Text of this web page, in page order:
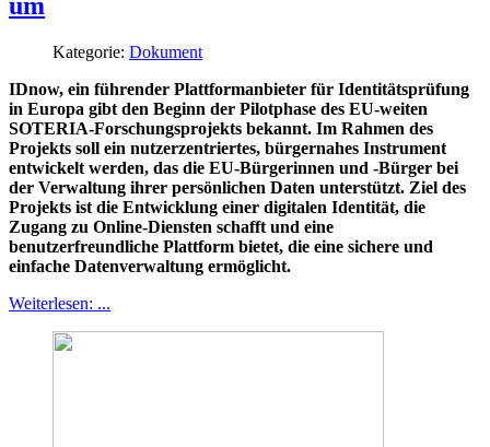
Kategorie: Dokument
IDnow, ein führender Plattformanbieter für Identitätsprüfung
in Europa gibt den Beginn der Pilotphase des EU-weiten
SOTERIA-Forschungsprojekts bekannt. Im Rahmen des
Projekts soll ein nutzerzentriertes, bürgernahes Instrument
entwickelt werden, das die EU-Bürgerinnen und -Bürger bei
der Verwaltung ihrer persönlichen Daten unterstützt. Ziel des
Projekts ist die Entwicklung einer digitalen Identität, die
Zugang zu Online-Diensten schafft und eine
benutzerfreundliche Plattform bietet, die eine sichere und
einfache Datenverwaltung ermöglicht.
Weiterlesen: ...